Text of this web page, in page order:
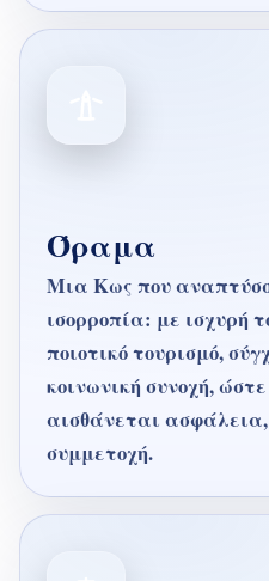
Όραμα
Μια Κως που
ισορροπία: με ισχυρή
ποιοτικό τουρισμό,
κοινωνική συνοχή,
αισθάνεται
συμμετοχή.